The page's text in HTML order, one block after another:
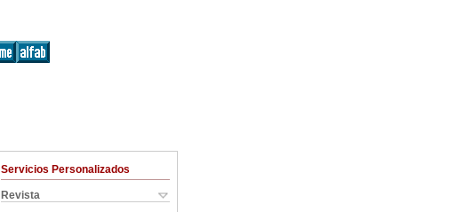
Servicios Personalizados
Revista